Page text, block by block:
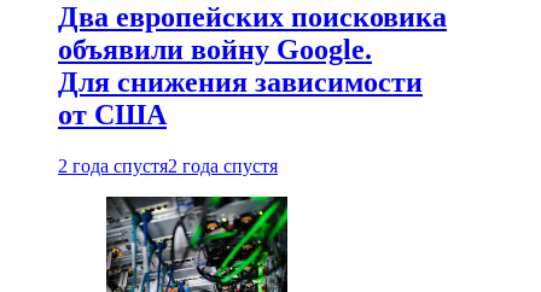
Два европейских поисковика
объявили войну Google.
Для снижения зависимости
от США
2 года спустя2 года спустя